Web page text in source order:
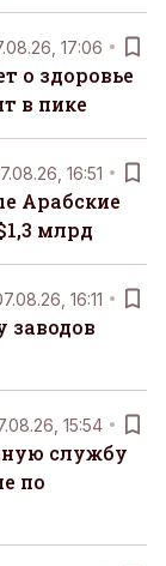
17:06
о здоровье
в пике
16:51
Арабские
млрд
16:11
заводов
15:54
службу
по